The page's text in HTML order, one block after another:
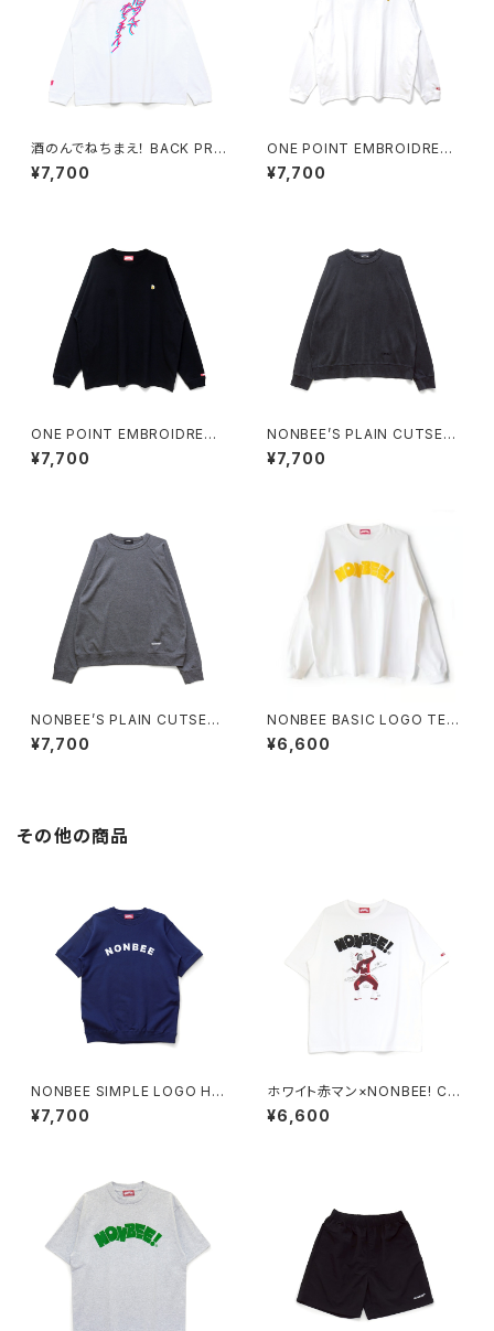
酒のんでねちまえ！ BACK PRI
NT LONG SLEEVE TEE whit
e/pink
¥7,700
ONE POINT EMBROIDRED
“BEER” LONG SLEEVE TEE
white
¥7,700
ONE POINT EMBROIDRED
“BEER” LONG SLEEVE TEE
black
¥7,700
NONBEE’S PLAIN CUTSEW
“SWEATee” pigment-black
¥7,700
NONBEE’S PLAIN CUTSEW
“SWEATee” grey
¥7,700
NONBEE BASIC LOGO TEE
(LONG SLEEVE) white/yello
w
¥6,600
その他の商品
NONBEE SIMPLE LOGO HA
¥7,700
ホワイト赤マン×NONBEE! CO
LLABORATION TEE white/b
lack
¥6,600